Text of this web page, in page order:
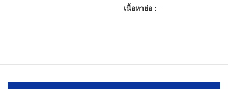
เนื้อหาย่อ :-